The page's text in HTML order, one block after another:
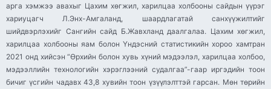
арга хэмжээ авахыг Цахим хөгжил, харилцаа холбооны сайдын үүрэг
хариуцагч Л.Энх-Амгаланд, шаардлагатай санхүүжилтийг
шийдвэрлэхийг Сангийн сайд Б.Жавхланд даалгалаа. Цахим хөгжил,
харилцаа холбооны яам болон Үндэсний статистикийн хороо хамтран
2021 онд хийсэн “Өрхийн болон хувь хүний мэдээлэл, харилцаа холбоо,
мэдээллийн технологийн хэрэглээний судалгаа”-гаар иргэдийн тоон
бичиг үсгийн чадавх 43,8 хувийн тоон үзүүлэлттэй гарсан. Мөн төрийн